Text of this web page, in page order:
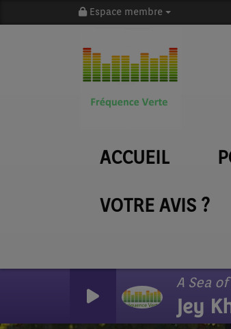
Espace membre
ACCUEIL
VOTRE AVIS ?
A Sea
Jey